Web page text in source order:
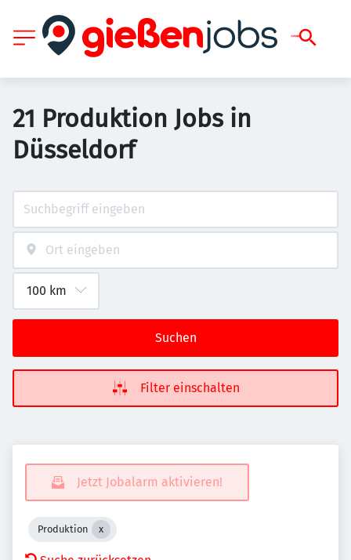
21 Produktion Jobs in
Düsseldorf
Suchen
Filter einschalten
Jetzt Jobalarm aktivieren!
Produktion